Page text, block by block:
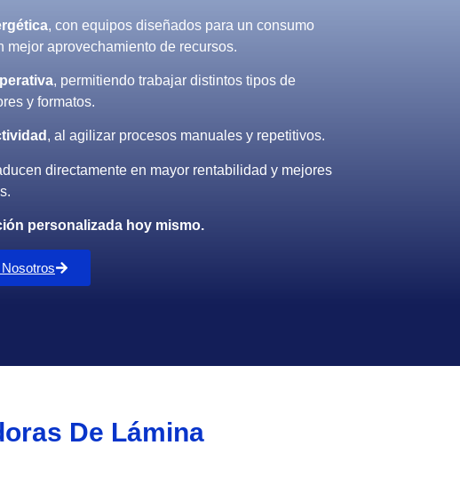
, con equipos diseñados para un consumo
mejor aprovechamiento de recursos.
, permitiendo trabajar distintos tipos de
y formatos.
, al agilizar procesos manuales y repetitivos.
directamente en mayor rentabilidad y mejores
personalizada hoy mismo.
De Lámina